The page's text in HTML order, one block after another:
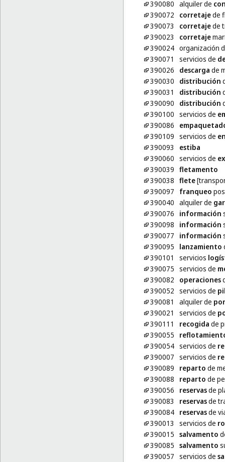
390080 alquiler de
390072
corretajede
390073
corretajede
390023
corretaje
390024 organización
390071
servicios de
390026
descarga de
390030
distribución
390031
distribución
390090
distribución
390100 servicios de
390086
390109 servicios de
390093
estiba
390060 servicios de
390039 fletamento
390038 flete
390097
franqueo
390040 alquiler de
390076
información
390098
información
390077
información
390095
lanzamiento
390101
servicios
390075 servicios de
390082
operaciones
390052 servicios de
390081
alquiler de
390021
servicios de
390111
recogida de
390055
390054 servicios de
390007 servicios de
390089
reparto de
390088
reparto de
390056
reservasde
390083
reservasde
390084 reservasde
390013
servicios de
390015 salvamento
390085 salvamento
390057 servicios de